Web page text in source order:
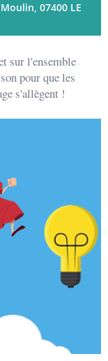
07400 LE
sur l'ensemble
pour que les
s'allègent !